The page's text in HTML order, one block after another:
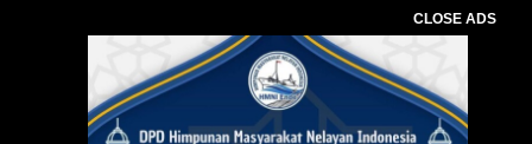
CLOSE ADS